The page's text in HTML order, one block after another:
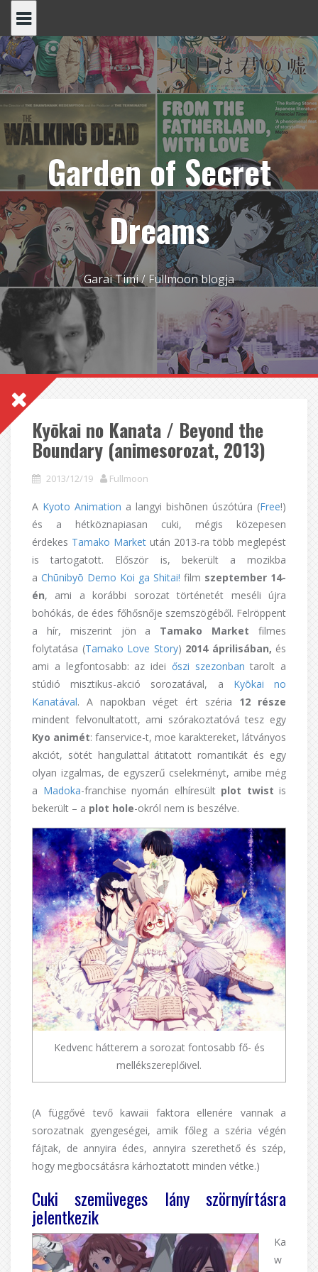
content
Garden of Secret
Dreams
Garai Timi / Fullmoon blogja
Kyōkai no Kanata / Beyond the
Boundary (animesorozat, 2013)
2013/12/19 Fullmoon
A Kyoto Animation a langyi bishōnen úszótúra (Free!)
és a hétköznapiasan cuki, mégis közepesen
érdekes Tamako Market után 2013-ra több meglepést
is tartogatott. Először is, bekerült a mozikba
a Chūnibyō Demo Koi ga Shitai! film szeptember 14-
én, ami a korábbi sorozat történetét meséli újra
bohókás, de édes főhősnője szemszögéből. Felröppent
a hír, miszerint jön a Tamako Market filmes
folytatása (Tamako Love Story) 2014 áprilisában, és
ami a legfontosabb: az idei őszi szezonban tarolt a
stúdió misztikus-akció sorozatával, a Kyōkai no
Kanatával. A napokban véget ért széria 12 része
mindent felvonultatott, ami szórakoztatóvá tesz egy
Kyo animét: fanservice-t, moe karaktereket, látványos
akciót, sötét hangulattal átitatott romantikát és egy
olyan izgalmas, de egyszerű cselekményt, amibe még
a Madoka-franchise nyomán elhíresült plot twist is
bekerült – a plot hole-okról nem is beszélve.
Kedvenc hátterem a sorozat fontosabb fő- és
mellékszereplőivel.
(A függővé tevő kawaii faktora ellenére vannak a
sorozatnak gyengeségei, amik főleg a széria végén
fájtak, de annyira édes, annyira szerethető és szép,
hogy megbocsátásra kárhoztatott minden vétke.)
Cuki szemüveges lány szörnyírtásra
jelentkezik
Ka
w